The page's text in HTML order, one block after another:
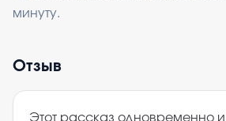
минуту.
Отзыв
Этот рассказ одновременно